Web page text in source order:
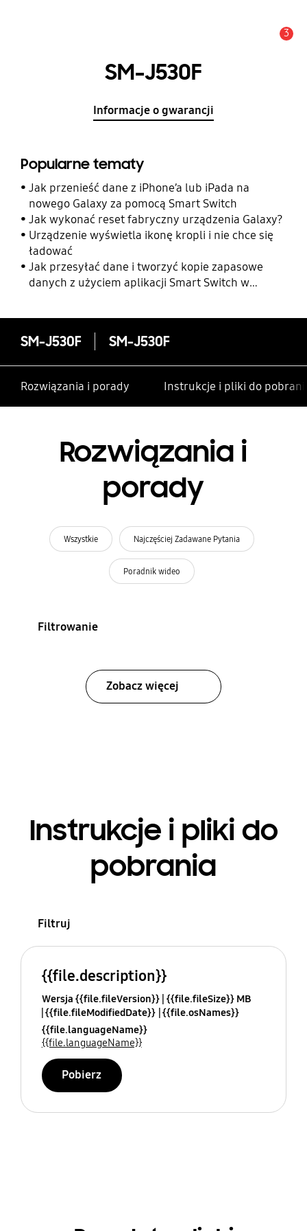
3
SM-J530F
Informacje o gwarancji
Popularne tematy
Jak przenieść dane z iPhone’a lub iPada na
nowego Galaxy za pomocą Smart Switch
Jak wykonać reset fabryczny urządzenia Galaxy?
Urządzenie wyświetla ikonę kropli i nie chce się
ładować
Jak przesyłać dane i tworzyć kopie zapasowe
danych z użyciem aplikacji Smart Switch w
SM-J530F SM-J530F
Rozwiązania i porady Instrukcje i pliki do
Rozwiązania i
porady
Wszystkie Najczęściej Zadawane Pytania
Poradnik wideo
Filtrowanie
Zobacz więcej
Instrukcje i pliki do
pobrania
Filtruj
{{file.description}}
Wersja {{file.fileVersion}} {{file.fileSize}} MB
{{file.fileModifiedDate}} {{file.osNames}}
{{file.languageName}}
{{file.languageName}}
Pobierz